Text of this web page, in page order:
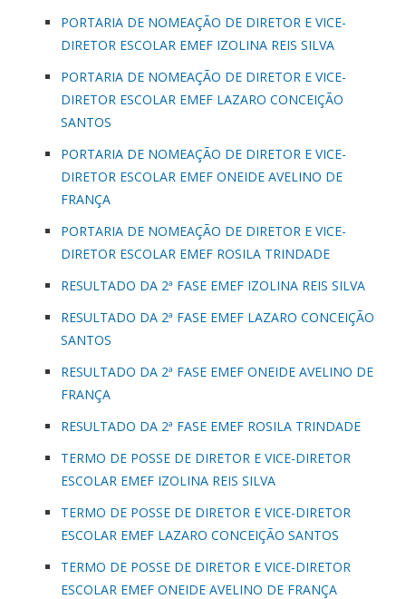
PORTARIA DE NOMEAÇÃO DE DIRETOR E VICE-
DIRETOR ESCOLAR EMEF IZOLINA REIS SILVA
PORTARIA DE NOMEAÇÃO DE DIRETOR E VICE-
DIRETOR ESCOLAR EMEF LAZARO CONCEIÇÃO
SANTOS
PORTARIA DE NOMEAÇÃO DE DIRETOR E VICE-
DIRETOR ESCOLAR EMEF ONEIDE AVELINO DE
FRANÇA
PORTARIA DE NOMEAÇÃO DE DIRETOR E VICE-
DIRETOR ESCOLAR EMEF ROSILA TRINDADE
RESULTADO DA 2ª FASE EMEF IZOLINA REIS SILVA
RESULTADO DA 2ª FASE EMEF LAZARO CONCEIÇÃO
SANTOS
RESULTADO DA 2ª FASE EMEF ONEIDE AVELINO DE
FRANÇA
RESULTADO DA 2ª FASE EMEF ROSILA TRINDADE
TERMO DE POSSE DE DIRETOR E VICE-DIRETOR
ESCOLAR EMEF IZOLINA REIS SILVA
TERMO DE POSSE DE DIRETOR E VICE-DIRETOR
ESCOLAR EMEF LAZARO CONCEIÇÃO SANTOS
TERMO DE POSSE DE DIRETOR E VICE-DIRETOR
ESCOLAR EMEF ONEIDE AVELINO DE FRANÇA